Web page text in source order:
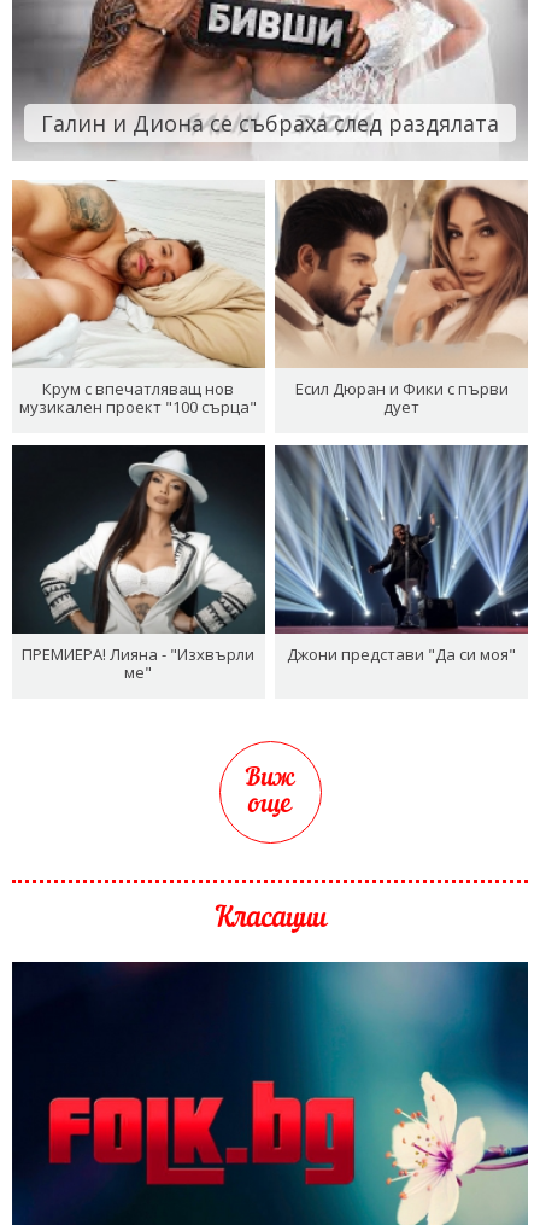
Галин и Диона се събраха след раздялата
Крум с впечатляващ нов
музикален проект "100 сърца"
Есил Дюран и Фики с първи
дует
ПРЕМИЕРА! Лияна - "Изхвърли
ме"
Джони представи "Да си моя"
Виж
още
Класации